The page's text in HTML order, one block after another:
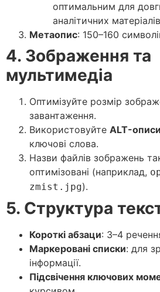
оптимальним для
аналітичних
Метаопис: 150–160
4. Зображення та
мультимедіа
Оптимізуйте розмір
завантаження.
Використовуйте ALT-описи
ключові слова.
Назви файлів зображень
оптимізовані (наприклад,
zmist.jpg).
5. Структура
Короткі абзаци: 3–4
Маркеровані списки: для
інформації.
Підсвічення ключових